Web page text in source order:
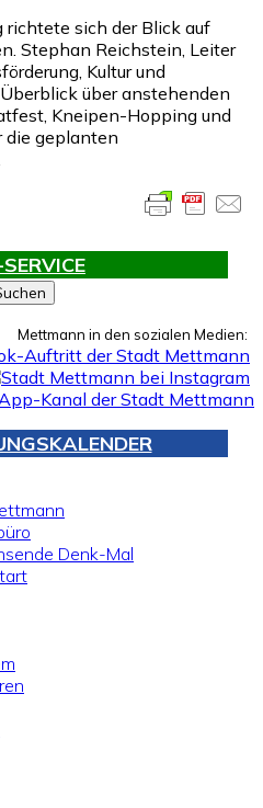
richtete sich der Blick auf
Stephan Reichstein, Leiter
Kultur und
über anstehenden
Kneipen-Hopping und
die geplanten
Mettmann in den sozialen Medien:
Denk-Mal